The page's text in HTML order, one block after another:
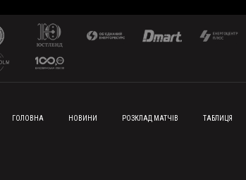
ГОЛОВНА НОВИНИ РОЗКЛАД МАТЧІВ ТАБЛИЦЯ